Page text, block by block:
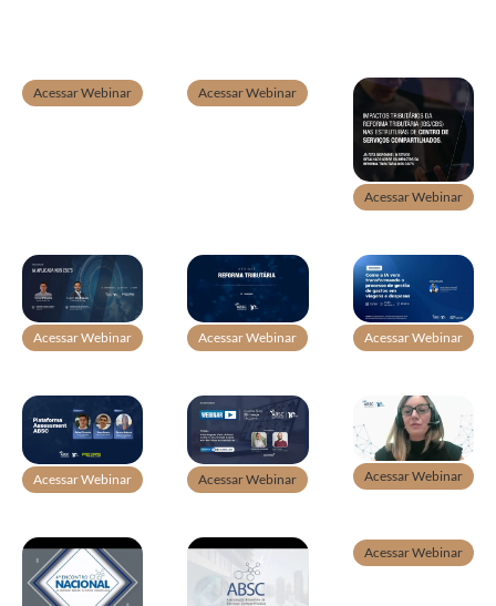
Acessar Webinar Acessar Webinar
Acessar Webinar
Acessar Webinar Acessar Webinar Acessar Webinar
Acessar Webinar Acessar Webinar Acessar Webinar
Acessar Webinar